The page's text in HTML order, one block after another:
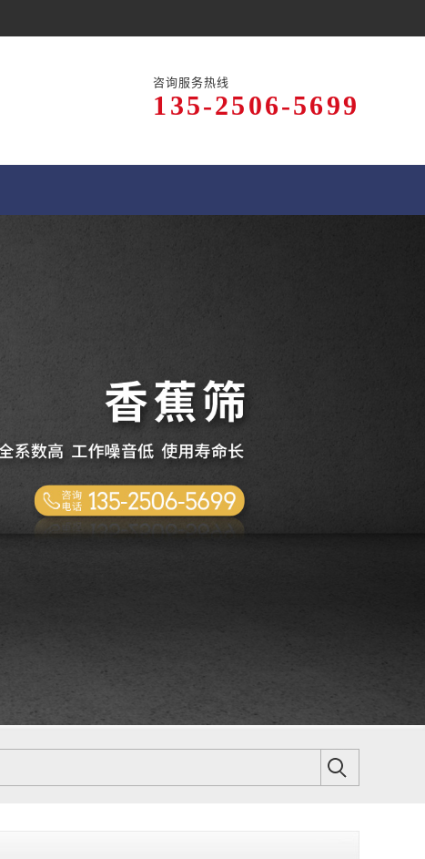
咨询服务热线
135-2506-5699